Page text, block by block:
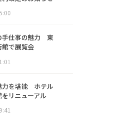
手仕事の魅力 東
で展覧会
力を堪能 ホテル
リニューアル